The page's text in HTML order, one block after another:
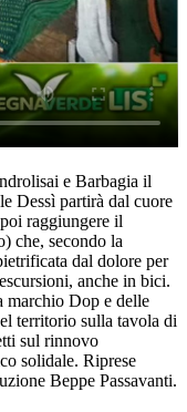
e Barbagia il
Dessì partirà dal cuore
raggiungere il
che, secondo la
dal dolore per
anche in bici.
marchio Dop e delle
territorio sulla tavola di
sul rinnovo
solidale. Riprese
Beppe Passavanti.